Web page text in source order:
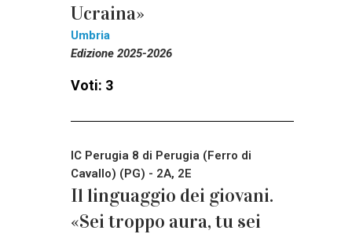
Ucraina»
Umbria
Edizione 2025-2026
Voti: 3
IC Perugia 8 di Perugia (Ferro di
Cavallo) (PG) - 2A, 2E
Il linguaggio dei giovani.
«Sei troppo aura, tu sei